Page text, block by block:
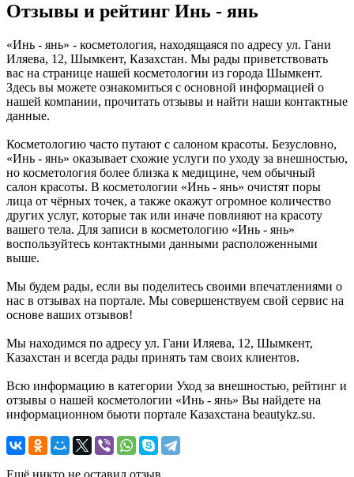
Отзывы и рейтинг Инь - янь
«Инь - янь» - косметология, находящаяся по адресу ул. Гани
Иляева, 12, Шымкент, Казахстан. Мы рады приветствовать
вас на странице нашей косметологии из города Шымкент.
Здесь вы можете ознакомиться с основной информацией о
нашей компании, прочитать отзывы и найти наши контактные
данные.
Косметологию часто путают с салоном красоты. Безусловно,
«Инь - янь» оказывает схожие услуги по уходу за внешностью,
но косметология более близка к медицине, чем обычный
салон красоты. В косметологии «Инь - янь» очистят поры
лица от чёрных точек, а также окажут огромное количество
других услуг, которые так или иначе повлияют на красоту
вашего тела. Для записи в косметологию «Инь - янь»
воспользуйтесь контактными данными расположенными
выше.
Мы будем рады, если вы поделитесь своими впечатлениями о
нас в отзывах на портале. Мы совершенствуем свой сервис на
основе ваших отзывов!
Мы находимся по адресу ул. Гани Иляева, 12, Шымкент,
Казахстан и всегда рады принять там своих клиентов.
Всю информацию в категории Уход за внешностью, рейтинг и
отзывы о нашей косметологии «Инь - янь» Вы найдете на
информационном бьюти портале Казахстана beautykz.su.